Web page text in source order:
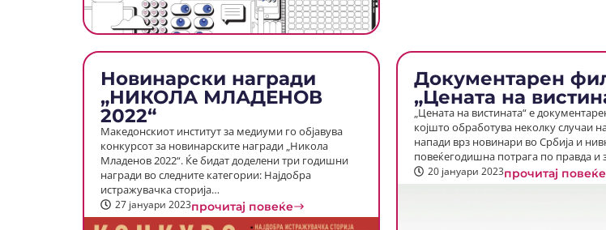
Новинарски награди
„НИКОЛА МЛАДЕНОВ
2022“
Македонскиот институт за медиуми го објавува
конкурсот за новинарските награди „Никола
Младенов 2022“. Ќе бидат доделени три годишни
награди во следните категории: Најдобра
истражувачка сторија…
27 јануари 2023прочитај повеќе
Документарен
„Цената на
„Цената на вистината“ е
којшто обработува неколку случаи
напади врз новинари во Србија и
повеќегодишна потрага по правда и
20 јануари 2023прочитај повеќе